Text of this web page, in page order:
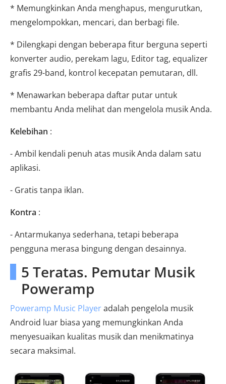
* Memungkinkan Anda menghapus, mengurutkan,
mengelompokkan, mencari, dan berbagi file.
* Dilengkapi dengan beberapa fitur berguna seperti
konverter audio, perekam lagu, Editor tag, equalizer
grafis 29-band, kontrol kecepatan pemutaran, dll.
* Menawarkan beberapa daftar putar untuk
membantu Anda melihat dan mengelola musik Anda.
Kelebihan :
- Ambil kendali penuh atas musik Anda dalam satu
aplikasi.
- Gratis tanpa iklan.
Kontra :
- Antarmukanya sederhana, tetapi beberapa
pengguna merasa bingung dengan desainnya.
5 Teratas. Pemutar Musik
Poweramp
Poweramp Music Playeradalah pengelola musik
Android luar biasa yang memungkinkan Anda
menyesuaikan kualitas musik dan menikmatinya
secara maksimal.